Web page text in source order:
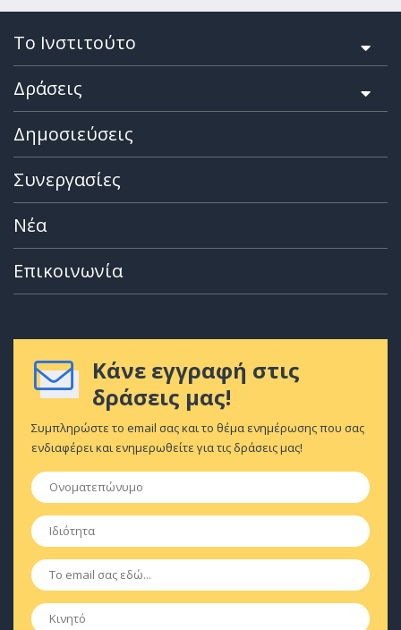
Το Ινστιτούτο
Δράσεις
Δημοσιεύσεις
Συνεργασίες
Νέα
Επικοινωνία
Κάνε εγγραφή στις
δράσεις μας!
Συμπληρώστε το email σας και το θέμα ενημέρωσης που σας
ενδιαφέρει και ενημερωθείτε για τις δράσεις μας!
Ονοματεπώνυμο
Ιδιότητα
Email
Κινητό